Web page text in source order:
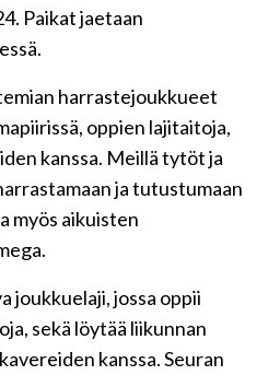
Paikat jaetaan
harrastejoukkueet
oppien lajitaitoja,
kanssa. Meillä tytöt ja
ja tutustumaan
myös aikuisten
joukkuelaji, jossa oppii
sekä löytää liikunnan
kanssa. Seuran